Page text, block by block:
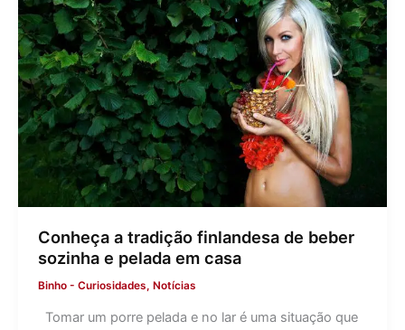
Conheça a tradição finlandesa de beber
sozinha e pelada em casa
Binho - Curiosidades, Notícias
Tomar um porre pelada e no lar é uma situação que